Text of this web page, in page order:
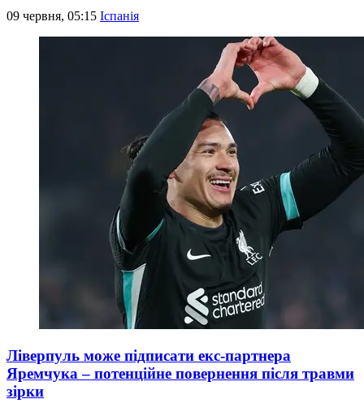
09 червня, 05:15 Іспанія
Ліверпуль може підписати екс-партнера
Яремчука – потенційне повернення після травми
зірки